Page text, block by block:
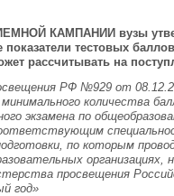
КАМПАНИИ вузы
тестовых
рассчитывать на
РФ №929 от
количества
экзамена по
по которым
организациях,
просвещения
год»